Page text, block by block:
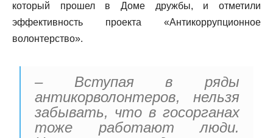
который прошел в Доме дружбы, и отметили
эффективность проекта «Антикоррупционное
волонтерство».
– Вступая в ряды
антикорволонтеров, нельзя
забывать, что в госорганах
тоже работают люди.